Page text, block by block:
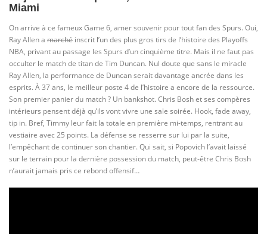
Miami
On arrive à ce fameux Game 6, amer souvenir pour tout fan des Spurs. Oui,
Ray Allen a marché inscrit l’un des plus gros tirs de l’histoire des Playoffs
NBA, privant au passage les Spurs d’un cinquième titre. Mais il ne faut pas
occulter le match de titan de Tim Duncan. Nul doute que sans le miracle
Ray Allen, la performance de Duncan serait davantage ancrée dans les
esprits. À 37 ans, le meilleur poste 4 de l’histoire a encore de la ressource.
Son premier panier du match ? Un bankshot. Chris Bosh et ses compères
intérieurs pensent déjà qu’ils vont vivre une sale soirée. Hook, fade away,
tip in. Bref, Timmy leur fait la totale en première mi-temps, rentrant au
vestiaire avec 25 points. La défense se resserre sur lui par la suite,
l’empêchant de continuer son chantier. Qui sait, si Popovich l’avait laissé
sur le terrain pour la dernière possession du match, peut-être Chris Bosh
n’aurait jamais pris ce rebond offensif…